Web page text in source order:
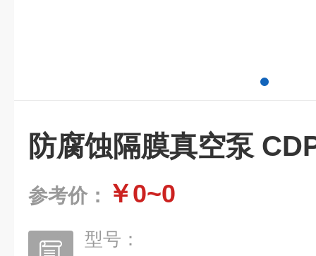
防腐蚀隔膜真空泵
参考价： ￥0~0
型号：